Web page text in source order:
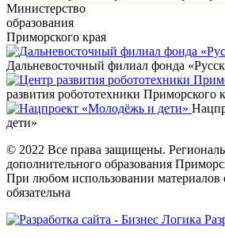
Министерство
образования
Приморского края
Дальневосточный филиал фонда
развития робототехники Приморского
дети»
© 2022 Все права защищены.
дополнительного образования
При любом использовании материалов
обязательна